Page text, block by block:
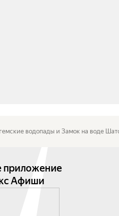
водопады и Замок на воде
приложение
Афиши